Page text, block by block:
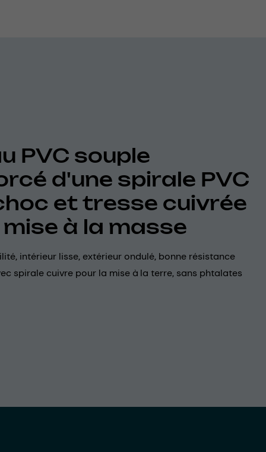
PVC souple
d'une spirale PVC
et tresse cuivrée
à la masse
intérieur lisse, extérieur ondulé, bonne résistance
spirale cuivre pour la mise à la terre, sans phtalates